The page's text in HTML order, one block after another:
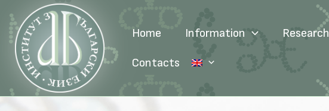
content
Home Information Research
Contacts